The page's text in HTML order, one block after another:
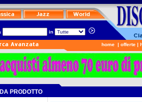
in
home | offerte |
PRODOTTO